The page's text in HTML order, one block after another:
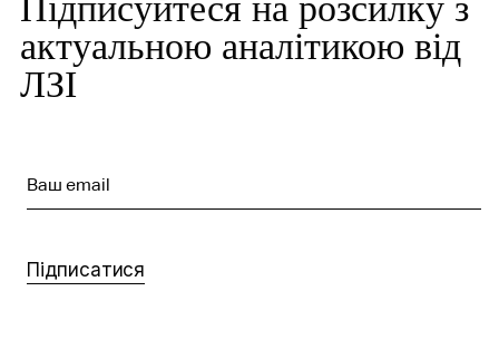
Підписуйтеся на розсилку з
актуальною аналітикою від
ЛЗІ
Ваш email
Підписатися